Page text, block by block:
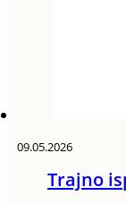
09.05.2026
Trajno